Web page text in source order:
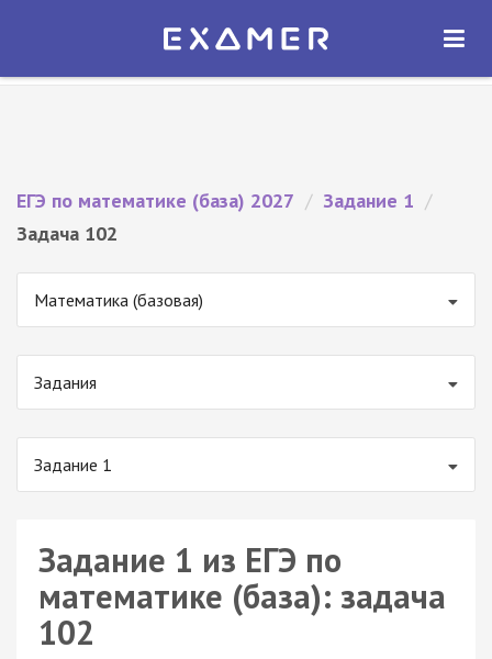
Экзамер — ЕГЭ 2027
ОТКРЫТЬ
ЕГЭ по математике (база) 2027 / Задание 1 /
Задача 102
Математика (базовая)
Задания
Задание 1
Задание 1 из ЕГЭ по
математике (база): задача
102